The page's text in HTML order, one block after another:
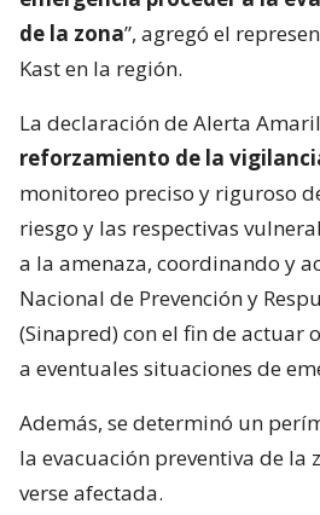
de la zona”, agregó el
Kast en la región.
La declaración de Alerta
reforzamiento de la
monitoreo preciso y riguroso
riesgo y las respectivas
a la amenaza, coordinando y
Nacional de Prevención y
(Sinapred) con el fin de actuar
a eventuales situaciones de
Además, se determinó un
la evacuación preventiva de la
verse afectada.